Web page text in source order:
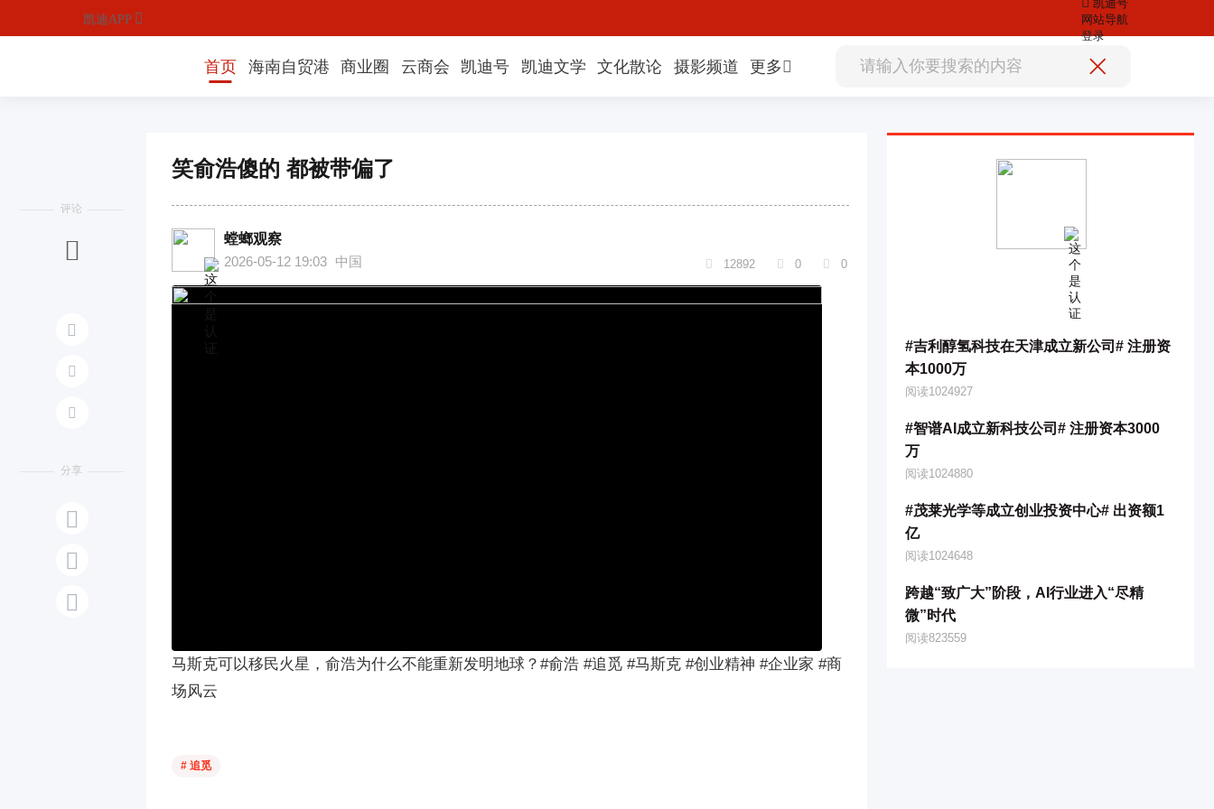
凯迪APP 
凯迪号
网站导航
登录
首页 海南自贸港 商业圈 云商会 凯迪号 凯迪文学 文化散论 摄影频道 更多
评论




分享



笑俞浩傻的 都被带偏了
螳螂观察
2026-05-12 19:03 中国  12892  0  0
马斯克可以移民火星，俞浩为什么不能重新发明地球？#俞浩 #追觅 #马斯克 #创业精神 #企业家 #商
场风云
# 追觅
#吉利醇氢科技在天津成立新公司# 注册资
本1000万
阅读1024927
#智谱AI成立新科技公司# 注册资本3000
万
阅读1024880
#茂莱光学等成立创业投资中心# 出资额1
亿
阅读1024648
跨越“致广大”阶段，AI行业进入“尽精
微”时代
阅读823559